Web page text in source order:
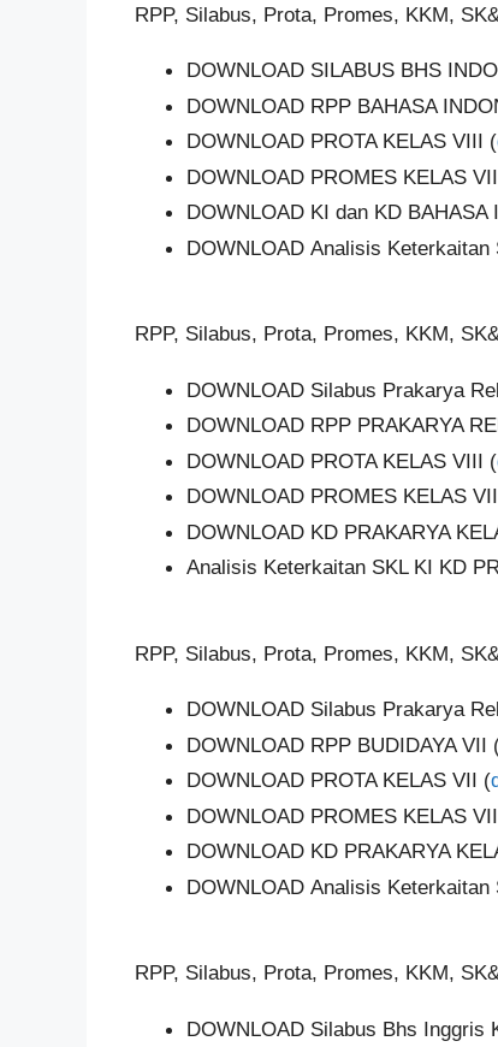
RPP, Silabus, Prota, Promes, KKM,
DOWNLOAD SILABUS BHS
DOWNLOAD RPP BAHASA
DOWNLOAD PROTA KELAS VIII (
DOWNLOAD PROMES KELAS
DOWNLOAD KI dan KD
DOWNLOAD Analisis
RPP, Silabus, Prota, Promes, KKM,
DOWNLOAD Silabus Prakarya
DOWNLOAD RPP PRAKARYA
DOWNLOAD PROTA KELAS VIII (
DOWNLOAD PROMES KELAS
DOWNLOAD KD PRAKARYA
Analisis Keterkaitan SKL KI KD
RPP, Silabus, Prota, Promes, KKM,
DOWNLOAD Silabus Prakarya
DOWNLOAD RPP BUDIDAYA VII
DOWNLOAD PROTA KELAS VII (
DOWNLOAD PROMES KELAS
DOWNLOAD KD PRAKARYA
DOWNLOAD Analisis Keterkaitan
RPP, Silabus, Prota, Promes, KKM,
DOWNLOAD Silabus Bhs Inggris